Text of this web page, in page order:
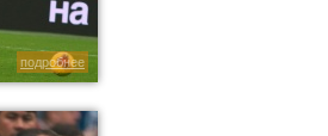
подробнее